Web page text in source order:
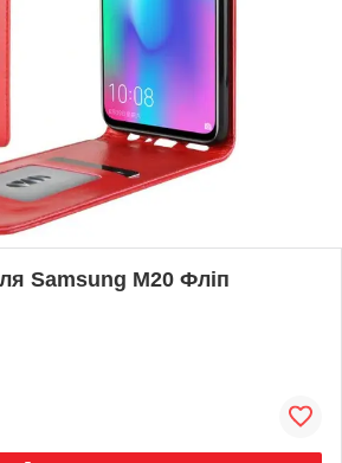
Samsung M20 Фліп